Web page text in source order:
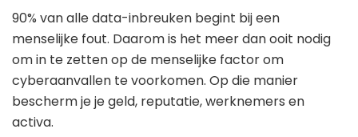
90% van alle data-inbreuken begint bij een
menselijke fout. Daarom is het meer dan ooit nodig
om in te zetten op de menselijke factor om
cyberaanvallen te voorkomen. Op die manier
bescherm je je geld, reputatie, werknemers en
activa.